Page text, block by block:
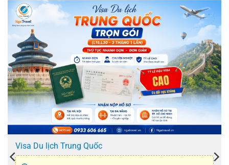
Visa Du lịch Trung Quốc